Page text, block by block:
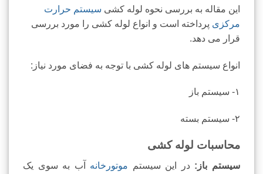
این مقاله به بررسی نحوه لوله کشی سیستم حرارت
مرکزی پرداخته است و انواع لوله کشی را مورد بررسی
قرار می دهد.
انواع سیستم های لوله کشی با توجه به فضای مورد نیاز:
١- سیستم باز
۲- سیستم بسته
محاسبات لوله کشی
سیستم باز: در این سیستم موتورخانه آب به سوی یک